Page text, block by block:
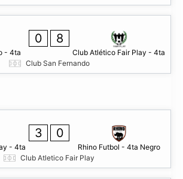
- 4ta
0 8
Club Atlético Fair Play - 4ta
Club San Fernando
- 4ta
3 0
Rhino Futbol - 4ta Negro
Club Atletico Fair Play